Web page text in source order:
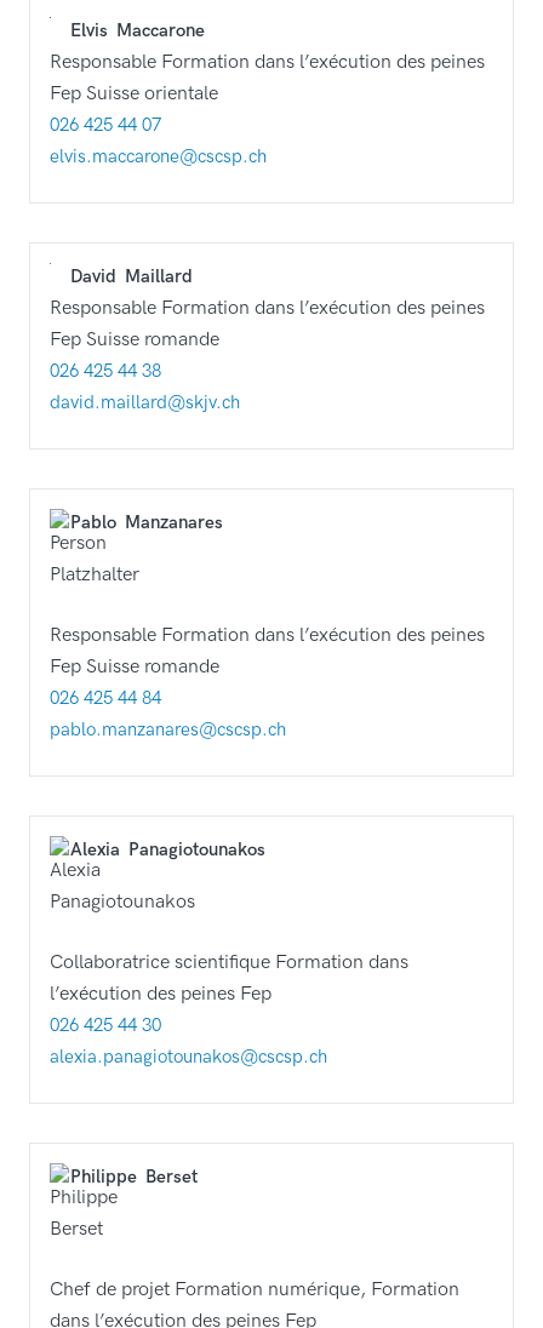
Elvis Maccarone
Responsable Formation dans l’exécution des peines
Fep Suisse orientale
026 425 44 07
elvis.maccarone@cscsp.ch
David Maillard
Responsable Formation dans l’exécution des peines
Fep Suisse romande
026 425 44 38
david.maillard@skjv.ch
Pablo Manzanares
Responsable Formation dans l’exécution des peines
Fep Suisse romande
026 425 44 84
pablo.manzanares@cscsp.ch
Alexia Panagiotounakos
Collaboratrice scientifique Formation dans
l’exécution des peines Fep
026 425 44 30
alexia.panagiotounakos@cscsp.ch
Philippe Berset
Chef de projet Formation numérique, Formation
dans l’exécution des peines Fep